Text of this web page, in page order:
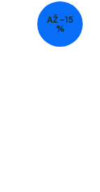
AŽ –15
%